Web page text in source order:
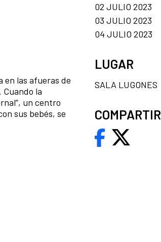
en las afueras de
la
un centro
sus bebés, se
02 JULIO 2023
03 JULIO 2023
04 JULIO 2023
LUGAR
SALA LUGONES
COMPARTIR